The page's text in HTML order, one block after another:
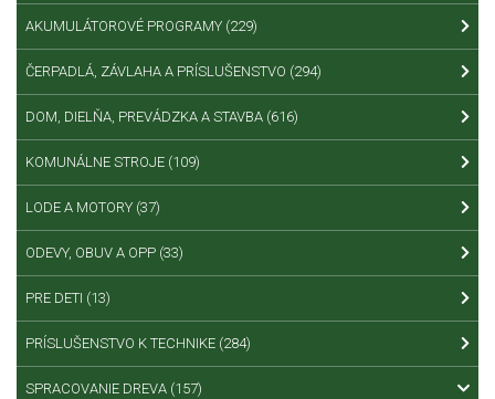
AKUMULÁTOROVÉ PROGRAMY (229)
ČERPADLÁ, ZÁVLAHA A PRÍSLUŠENSTVO (294)
DOM, DIELŇA, PREVÁDZKA A STAVBA (616)
KOMUNÁLNE STROJE (109)
LODE A MOTORY (37)
ODEVY, OBUV A OPP (33)
PRE DETI (13)
PRÍSLUŠENSTVO K TECHNIKE (284)
SPRACOVANIE DREVA (157)